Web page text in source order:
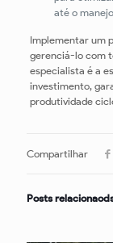
até o
Implementar um
gerenciá-lo com
especialista é a
investimento,
produtividade
Compartilhar
Posts